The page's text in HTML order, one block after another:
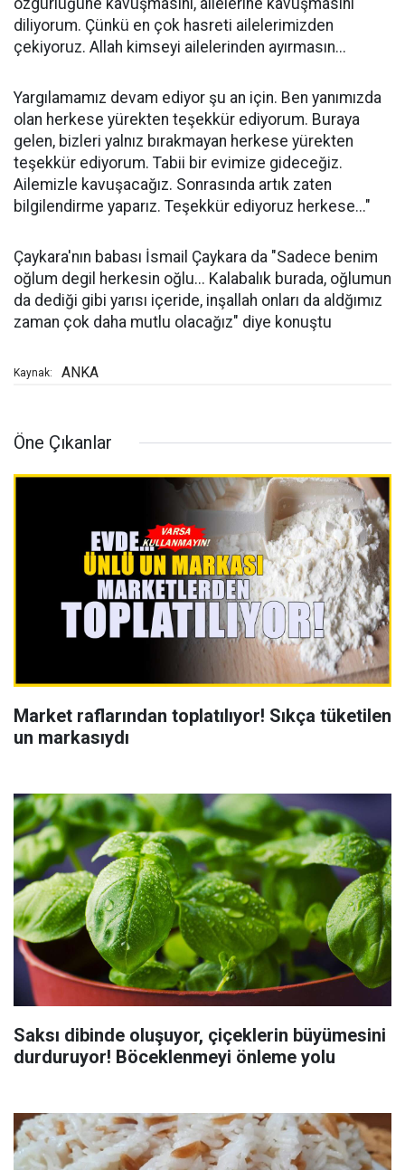
özgürlüğüne kavuşmasını, ailelerine kavuşmasını
diliyorum. Çünkü en çok hasreti ailelerimizden
çekiyoruz. Allah kimseyi ailelerinden ayırmasın...
Yargılamamız devam ediyor şu an için. Ben yanımızda
olan herkese yürekten teşekkür ediyorum. Buraya
gelen, bizleri yalnız bırakmayan herkese yürekten
teşekkür ediyorum. Tabii bir evimize gideceğiz.
Ailemizle kavuşacağız. Sonrasında artık zaten
bilgilendirme yaparız. Teşekkür ediyoruz herkese..."
Çaykara'nın babası İsmail Çaykara da "Sadece benim
oğlum degil herkesin oğlu... Kalabalık burada, oğlumun
da dediği gibi yarısı içeride, inşallah onları da aldğımız
zaman çok daha mutlu olacağız" diye konuştu
Kaynak: ANKA
Öne Çıkanlar
Market raflarından toplatılıyor! Sıkça tüketilen
un markasıydı
Saksı dibinde oluşuyor, çiçeklerin büyümesini
durduruyor! Böceklenmeyi önleme yolu